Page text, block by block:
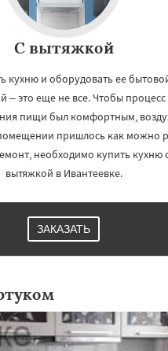
С вытяжкой
кухню и оборудовать ее
– это еще не все. Чтобы процесс
пищи был комфортным,
пришлось как можно
необходимо купить кухню
вытяжкой в Ивантеевке.
ЗАКАЗАТЬ